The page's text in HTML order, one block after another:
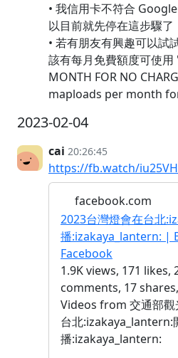
• 我信用卡不符合
以目前就先停在這步驟了
• 若有朋友有興趣可以
該有每月免費額度可使用
MONTH FOR NO
maploads per month
2023-02-04
cai 20:26:45
https://fb.watch/
facebook.com
2023台灣燈會在台北
播:izakaya_lantern: |
Facebook
1.9K views, 171 likes,
comments, 17
Videos from 交通部觀
台北:izakaya_lantern:
播:izakaya_lantern: